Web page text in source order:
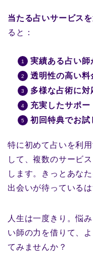
当たる占いサービス
ると：
実績ある占い師
透明性の高い料
多様な占術に対
充実したサポー
初回特典でお試
特に初めて占いを利
して、複数のサービ
します。きっとあな
出会いが待っているは
人生は一度きり。悩
い師の力を借りて、
てみませんか？